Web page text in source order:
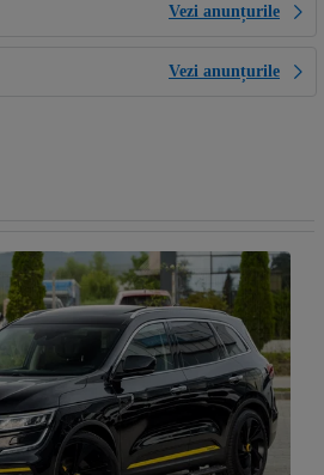
Vezi anunțurile
Vezi anunțurile